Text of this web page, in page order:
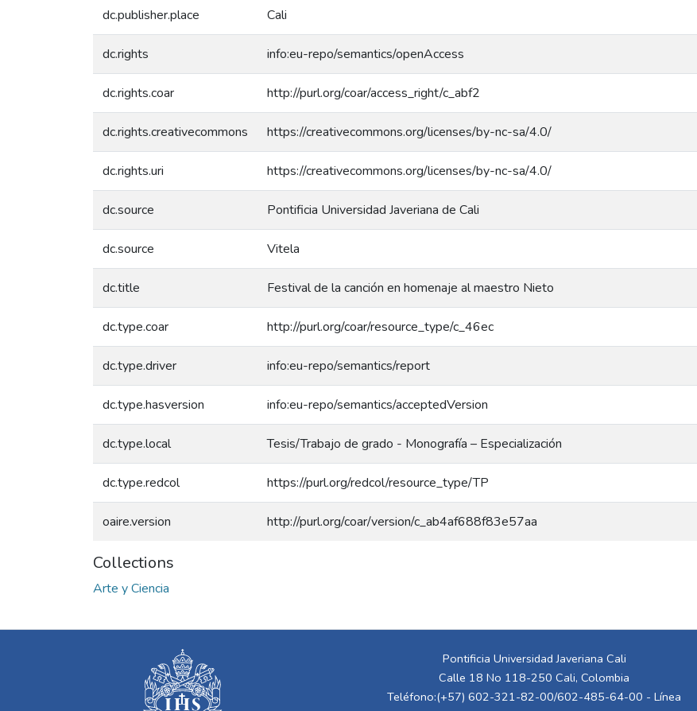
dc.publisher.place Cali
dc.rights info:eu-repo/semantics/openAccess
dc.rights.coar http://purl.org/coar/access_right/c_abf2
dc.rights.creativecommons https://creativecommons.org/licenses/by-nc-sa/4.0/
dc.rights.uri https://creativecommons.org/licenses/by-nc-sa/4.0/
dc.source Pontificia Universidad Javeriana de Cali
dc.source Vitela
dc.title Festival de la canción en homenaje al maestro Nieto
dc.type.coar http://purl.org/coar/resource_type/c_46ec
dc.type.driver info:eu-repo/semantics/report
dc.type.hasversion info:eu-repo/semantics/acceptedVersion
dc.type.local Tesis/Trabajo de grado - Monografía – Especialización
dc.type.redcol https://purl.org/redcol/resource_type/TP
oaire.version http://purl.org/coar/version/c_ab4af688f83e57aa
Collections
Arte y Ciencia
Pontificia Universidad Javeriana Cali
Calle 18 No 118-250 Cali, Colombia
Teléfono:(+57) 602-321-82-00/602-485-64-00 - Línea